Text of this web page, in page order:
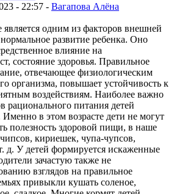
- 22:57 - Вагапова Алёна
одним из факторов внешней
развитие ребенка. Оно
влияние на
состояние здоровья. Правильное
отвечающее физиологическим
организма, повышает устойчивость к
воздействиям. Наиболее важно
рационального питания детей
Именно в этом возрасте дети не могут
полезность здоровой пищи, в наше
кириешек, чупа-чупсов,
д. У детей формируется искаженные
зачастую также не
взглядов на правильное
привыкли кушать соленое,